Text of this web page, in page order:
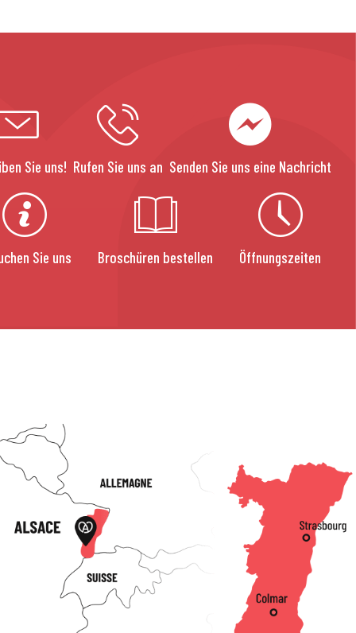
Sie uns! Rufen Sie uns an Senden Sie uns eine Nachricht
Sie uns Broschüren bestellen Öffnungszeiten